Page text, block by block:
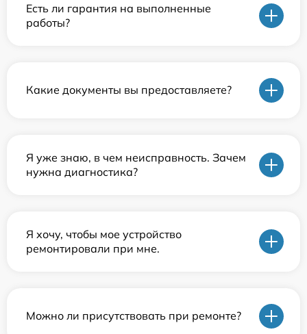
Есть ли гарантия на выполненные
работы?
Какие документы вы предоставляете?
Я уже знаю, в чем неисправность. Зачем
нужна диагностика?
Я хочу, чтобы мое устройство
ремонтировали при мне.
Можно ли присутствовать при ремонте?